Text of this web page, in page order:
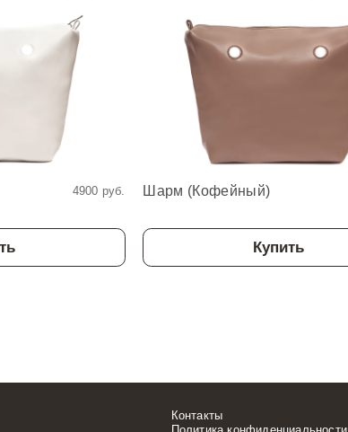
4900 руб. Шарм (Кофейный)
Купить
Контакты